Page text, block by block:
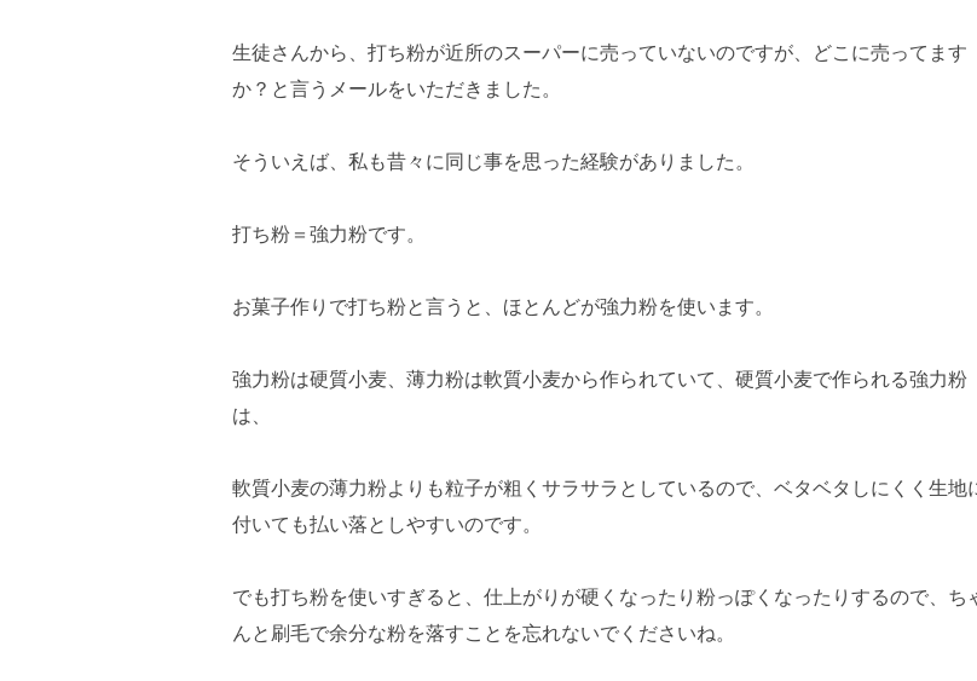
生徒さんから、打ち粉が近所のスーパーに売っていないのですが、どこに売ってます
か？と言うメールをいただきました。
そういえば、私も昔々に同じ事を思った経験がありました。
打ち粉＝強力粉です。
お菓子作りで打ち粉と言うと、ほとんどが強力粉を使います。
強力粉は硬質小麦、薄力粉は軟質小麦から作られていて、硬質小麦で作られる強力粉
は、
軟質小麦の薄力粉よりも粒子が粗くサラサラとしているので、ベタベタしにくく生地
付いても払い落としやすいのです。
でも打ち粉を使いすぎると、仕上がりが硬くなったり粉っぽくなったりするので、ち
んと刷毛で余分な粉を落すことを忘れないでくださいね。